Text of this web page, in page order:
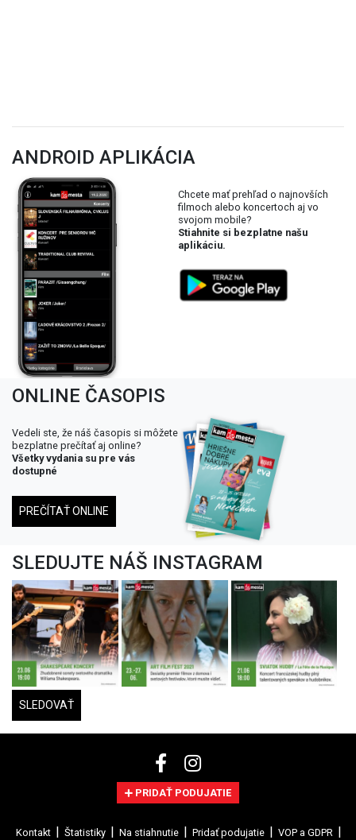
ANDROID APLIKÁCIA
Chcete mať prehľad o najnovších
filmoch alebo koncertoch aj vo
svojom mobile?
Stiahnite si bezplatne našu
aplikáciu.
ONLINE ČASOPIS
Vedeli ste, že náš časopis si môžete
bezplatne prečítať aj online?
Všetky vydania su pre vás
dostupné
PREČÍTAŤ ONLINE
SLEDUJTE NÁŠ INSTAGRAM
SLEDOVAŤ
PRIDAŤ PODUJATIE
Kontakt Štatistiky Na stiahnutie Pridať podujatie VOP a GDPR